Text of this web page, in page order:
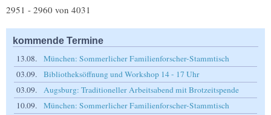
2951 - 2960 von 4031
kommende Termine
13.08.
München: Sommerlicher Familienforscher-Stammtisch
03.09.
Bibliotheksöffnung und Workshop 14 - 17 Uhr
03.09.
Augsburg: Traditioneller Arbeitsabend mit Brotzeitspende
10.09.
München: Sommerlicher Familienforscher-Stammtisch